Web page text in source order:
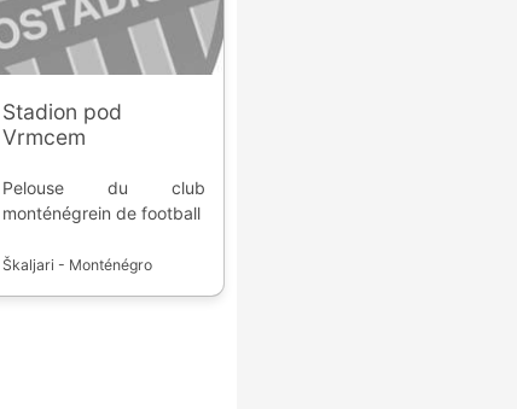
Stadion pod
Vrmcem
Pelouse du club
monténégrein de football
Škaljari - Monténégro